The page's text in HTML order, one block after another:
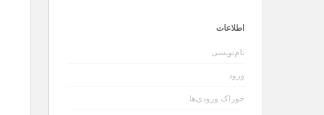
اطلاعات
نام‌نویسی
ورود
خوراک ورودی‌ها